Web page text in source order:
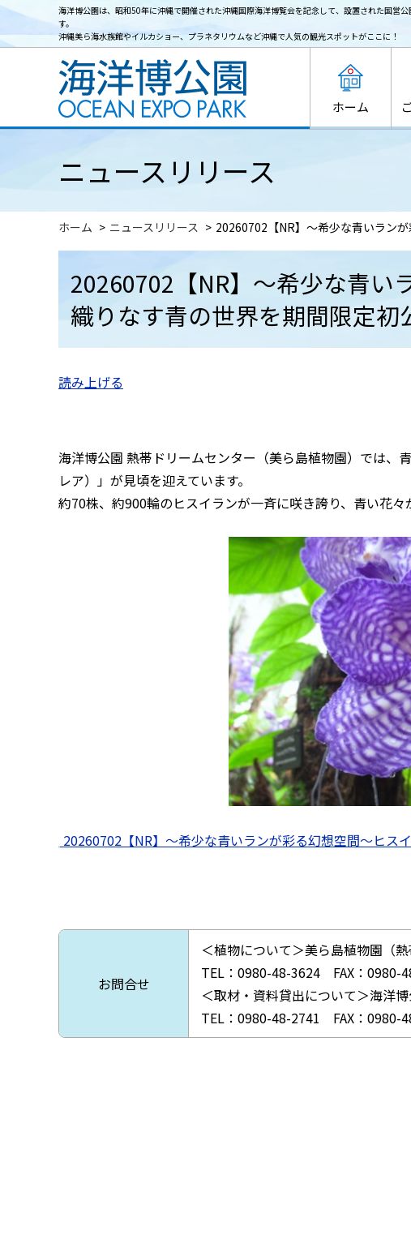
海洋博公園は、昭和50年に沖縄で開催された沖縄国際海洋博覧会を記念して、設置された国営公
す。
沖縄美ら海水族館やイルカショー、プラネタリウムなど沖縄で人気の観光スポットがここに！
ホーム
ニュースリリース
ホーム ニュースリリース 20260702【NR】～希少な青いラン
20260702【NR】～希少な青い
織りなす青の世界を期間限定初
読み上げる
海洋博公園 熱帯ドリームセンター（美ら島植物園）では、
レア）」が見頃を迎えています。
約70株、約900輪のヒスイランが一斉に咲き誇り、青い花々
20260702【NR】～希少な青いランが彩る幻想空間～ヒス
お問合せ
＜植物について＞美ら島植物園（熱
TEL：0980-48-3624 FAX：0980-
＜取材・資料貸出について＞海洋
TEL：0980-48-2741 FAX：0980-